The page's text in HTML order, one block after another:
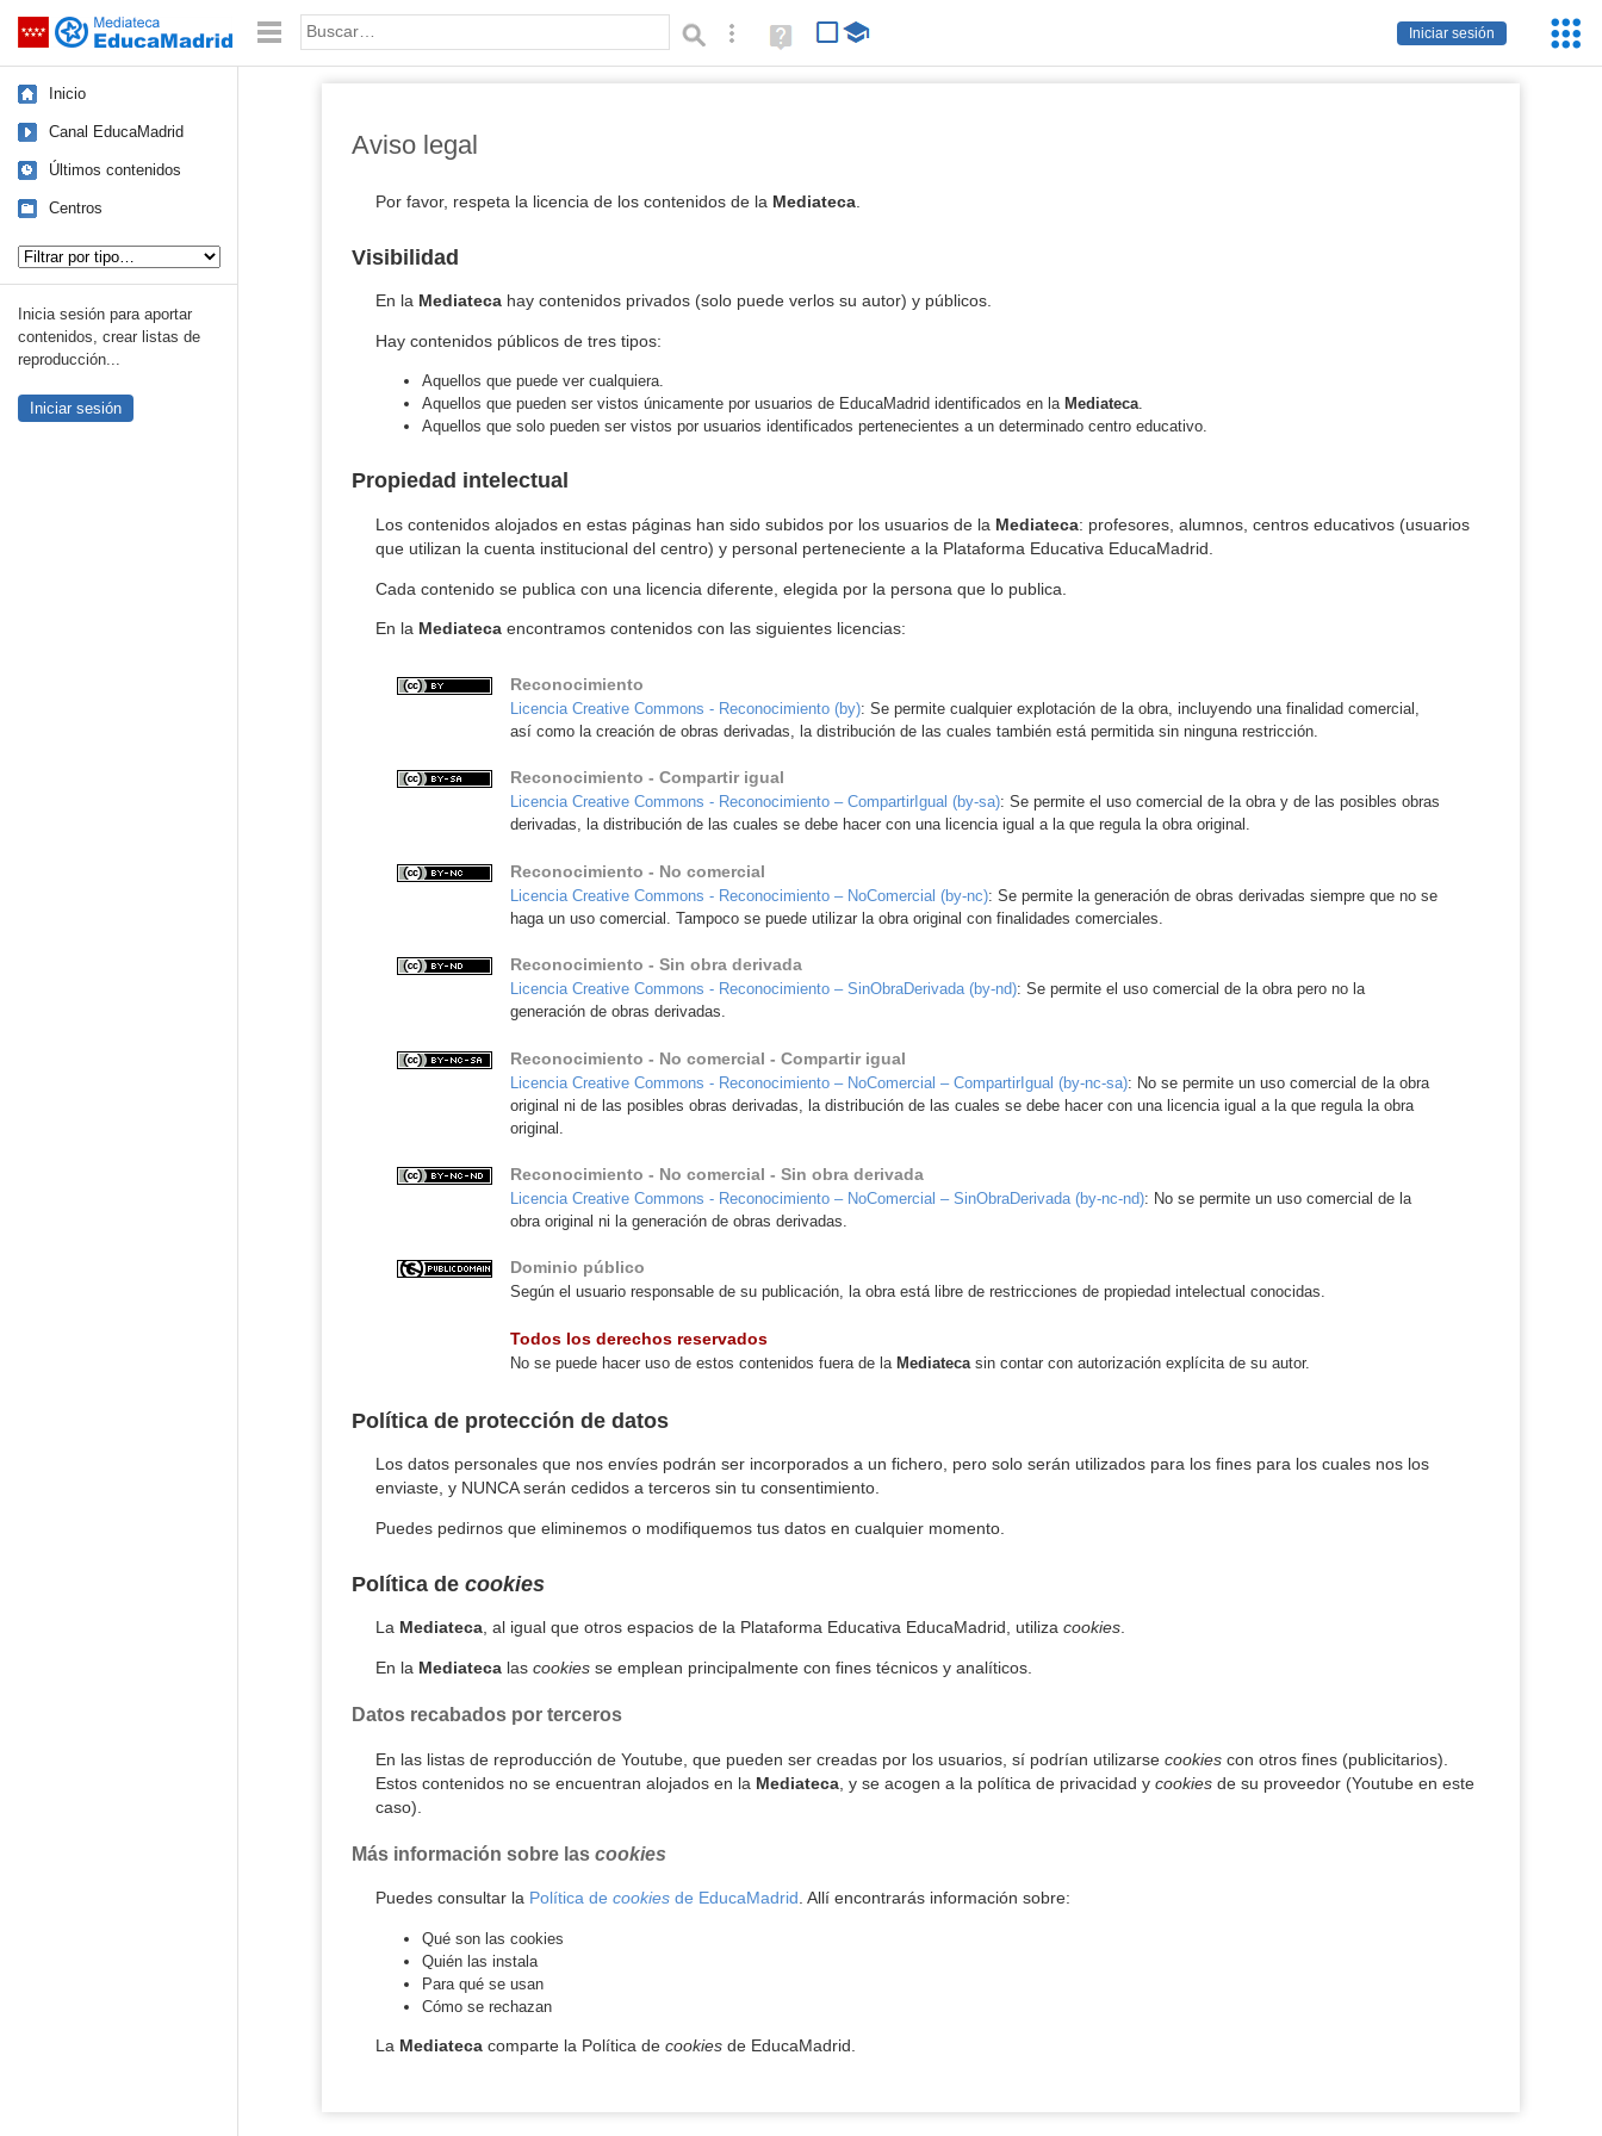
Saltar navegación
Iniciar sesión
Palabra o frase: Búsqueda avanzada
Ayuda
(en
Inicio
Canal EducaMadrid
Últimos contenidos
Centros
Inicia sesión para aportar
contenidos, crear listas de
reproducción...
Iniciar sesión
Aviso legal
Por favor, respeta la licencia de los contenidos de la Mediateca.
Visibilidad
En la Mediatecahay contenidos privados (solo puede verlos su autor) y públicos.
Hay contenidos públicos de tres tipos:
Aquellos que puede ver cualquiera.
Aquellos que pueden ser vistos únicamente por usuarios de EducaMadrid identificados en la Mediateca.
Aquellos que solo pueden ser vistos por usuarios identificados pertenecientes a un determinado centro educativo.
Propiedad intelectual
Los contenidos alojados en estas páginas han sido subidos por los usuarios de la Mediateca: profesores, alumnos, centros educativos (usuarios
que utilizan la cuenta institucional del centro) y personal perteneciente a la Plataforma Educativa EducaMadrid.
Cada contenido se publica con una licencia diferente, elegida por la persona que lo publica.
En la Mediatecaencontramos contenidos con las siguientes licencias:
Reconocimiento
Licencia Creative Commons - Reconocimiento (by): Se permite cualquier explotación de la obra, incluyendo una finalidad comercial,
así como la creación de obras derivadas, la distribución de las cuales también está permitida sin ninguna restricción.
Reconocimiento - Compartir igual
Licencia Creative Commons - Reconocimiento – CompartirIgual (by-sa): Se permite el uso comercial de la obra y de las posibles obras
derivadas, la distribución de las cuales se debe hacer con una licencia igual a la que regula la obra original.
Reconocimiento - No comercial
Licencia Creative Commons - Reconocimiento – NoComercial (by-nc): Se permite la generación de obras derivadas siempre que no se
haga un uso comercial. Tampoco se puede utilizar la obra original con finalidades comerciales.
Reconocimiento - Sin obra derivada
Licencia Creative Commons - Reconocimiento – SinObraDerivada (by-nd): Se permite el uso comercial de la obra pero no la
generación de obras derivadas.
Reconocimiento - No comercial - Compartir igual
Licencia Creative Commons - Reconocimiento – NoComercial – CompartirIgual (by-nc-sa): No se permite un uso comercial de la obra
original ni de las posibles obras derivadas, la distribución de las cuales se debe hacer con una licencia igual a la que regula la obra
original.
Reconocimiento - No comercial - Sin obra derivada
Licencia Creative Commons - Reconocimiento – NoComercial – SinObraDerivada (by-nc-nd): No se permite un uso comercial de la
obra original ni la generación de obras derivadas.
Dominio público
Según el usuario responsable de su publicación, la obra está libre de restricciones de propiedad intelectual conocidas.
Todos los derechos reservados
No se puede hacer uso de estos contenidos fuera de laMediateca sin contar con autorización explícita de su autor.
Política de protección de datos
Los datos personales que nos envíes podrán ser incorporados a un fichero, pero solo serán utilizados para los fines para los cuales nos los
enviaste, y NUNCA serán cedidos a terceros sin tu consentimiento.
Puedes pedirnos que eliminemos o modifiquemos tus datos en cualquier momento.
Política de cookies
La Mediateca, al igual que otros espacios de la Plataforma Educativa EducaMadrid, utiliza cookies.
En la Mediatecalas cookiesse emplean principalmente con fines técnicos y analíticos.
Datos recabados por terceros
En las listas de reproducción de Youtube, que pueden ser creadas por los usuarios, sí podrían utilizarse cookiescon otros fines (publicitarios).
Estos contenidos no se encuentran alojados en la Mediateca, y se acogen a la política de privacidad y cookiesde su proveedor (Youtube en este
caso).
Más información sobre las cookies
Puedes consultar la Política de cookiesde EducaMadrid . Allí encontrarás información sobre:
Qué son las cookies
Quién las instala
Para qué se usan
Cómo se rechazan
La Mediatecacomparte la Política de cookiesde EducaMadrid.